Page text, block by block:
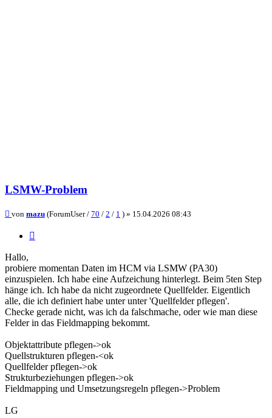
LSMW-Problem
Beitrag
von mazu (ForumUser / 70 / 2 / 1 ) » 15.04.2026 08:43
Hallo,
probiere momentan Daten im HCM via LSMW (PA30)
einzuspielen. Ich habe eine Aufzeichung hinterlegt. Beim 5ten Step
hänge ich. Ich habe da nicht zugeordnete Quellfelder. Eigentlich
alle, die ich definiert habe unter unter 'Quellfelder pflegen'.
Checke gerade nicht, was ich da falschmache, oder wie man diese
Felder in das Fieldmapping bekommt.
Objektattribute pflegen->ok
Quellstrukturen pflegen-<ok
Quellfelder pflegen->ok
Strukturbeziehungen pflegen->ok
Fieldmapping und Umsetzungsregeln pflegen->Problem
LG